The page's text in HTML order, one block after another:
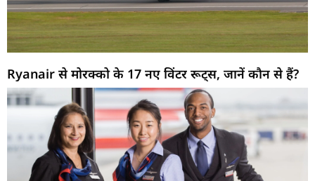
Ryanair से मोरक्को के 17 नए विंटर रूट्स, जानें कौन से हैं?